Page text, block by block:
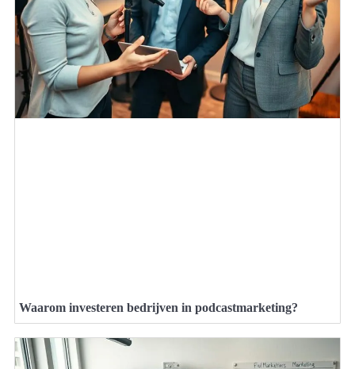
Waarom investeren bedrijven in podcastmarketing?